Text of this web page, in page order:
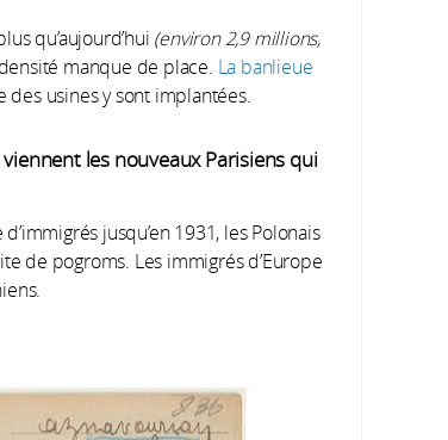
qu’aujourd’hui (environ 2,9 millions,
manque de place. La banlieue
des usines y sont implantées.
les nouveaux Parisiens qui
jusqu’en 1931, les Polonais
de pogroms. Les immigrés d’Europe